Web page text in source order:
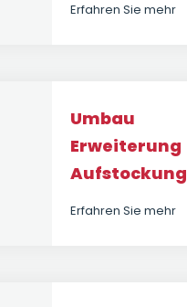
Erfahren Sie mehr
Umbau
Erweiterung
Aufstockung
Erfahren Sie mehr